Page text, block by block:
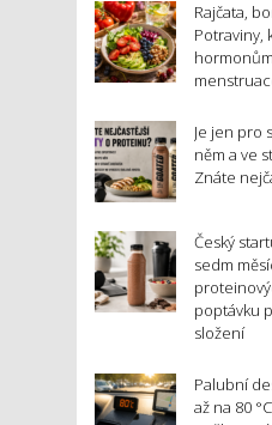
Rajčata,
Potraviny,
Je jen pro
něm a ve
Znáte
Český
sedm
poptávku
složení
Palubní
až na 80